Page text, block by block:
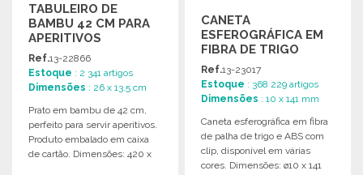
TABULEIRO DE
BAMBU 42 CM PARA
APERITIVOS
Ref.13-22866
Estoque : 2 341 artigos
Dimensões : 26 x 13.5 cm
Prato em bambu de 42 cm,
perfeito para servir aperitivos.
Produto embalado em caixa
de cartão. Dimensões: 420 x
CANETA
ESFEROGRÁFICA EM
FIBRA DE TRIGO
10X141MM A PREÇO
GROSSISTA
Ref.13-23017
Estoque : 368 229 artigos
Dimensões : 10 x 141 mm
Caneta esferográfica em fibra
de palha de trigo e ABS com
clip, disponível em várias
cores. Dimensões: ø10 x 141